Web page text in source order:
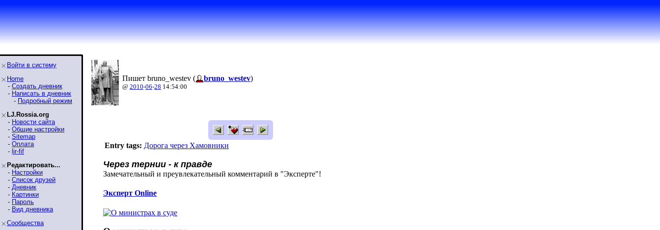
Войти в систему
Home
- Создать дневник
- Написать в дневник
- Подробный режим
LJ.Rossia.org
- Новости сайта
- Общие настройки
- Sitemap
- Оплата
- ljr-fif
Редактировать...
- Настройки
- Список друзей
- Дневник
- Картинки
- Пароль
- Вид дневника
Сообщества
Пишет bruno_westev ( bruno_westev)
@ 2010-06-28 14:54:00
Entry tags: Дорога через Хамовники
Через тернии - к правде
Замечательный и преувлекательный комментарий в "Эксперте"!
Эксперт Online